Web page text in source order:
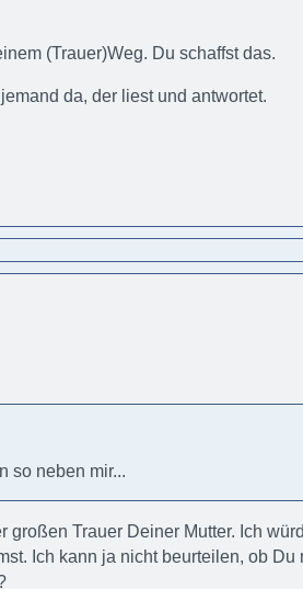
(Trauer)Weg. Du schaffst das.
da, der liest und antwortet.
so neben mir...
Trauer Deiner Mutter. Ich
Ich kann ja nicht beurteilen, ob